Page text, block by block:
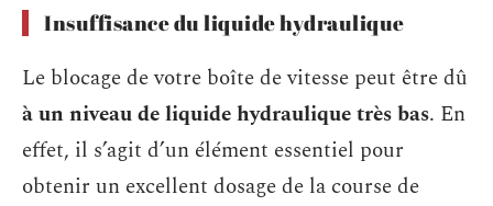
Insuffisance du liquide hydraulique
Le blocage de votre boîte de vitesse peut être dû
à un niveau de liquide hydraulique très bas. En
effet, il s’agit d’un élément essentiel pour
obtenir un excellent dosage de la course de